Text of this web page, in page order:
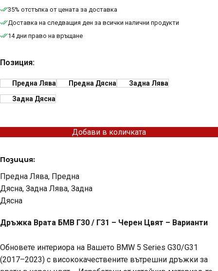
35% отстъпка от цената за доставка
Доставка на следващия ден за всички налични продукти
14 дни право на връщане
Позиция:
Предна Лява Предна Дясна
Задна Лява
Задна Дясна
Добави в количката
Позиция:
Предна Лява, Предна
Дясна, Задна Лява, Задна
Дясна
Дръжка Врата БМВ Г30 / Г31 – Черен Цвят – Варианти
Обновете интериора на Вашето BMW 5 Series G30/G31
(2017–2023) с висококачествените вътрешни дръжки за